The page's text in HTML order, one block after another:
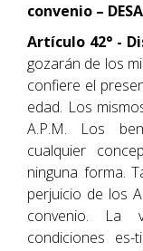
convenio –
Artículo 42° -
gozarán de los
confiere el
edad. Los
A.P.M. Los
cualquier
ninguna forma.
perjuicio de los
convenio. La
condiciones